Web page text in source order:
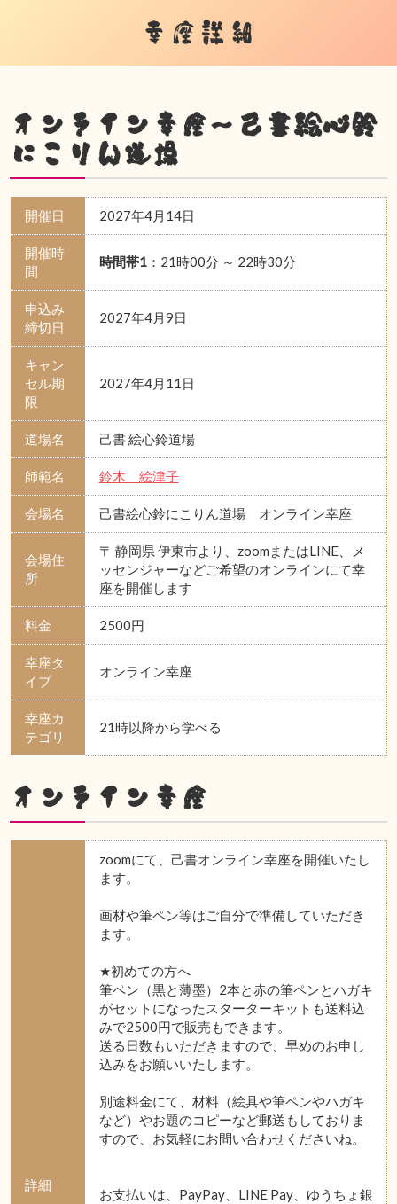
幸座詳細
オンライン幸座～己書絵心鈴
にこりん道場
開催日 2027年4月14日
開催時
間
時間帯1：21時00分 ～ 22時30分
申込み
締切日
2027年4月9日
キャン
セル期
限
2027年4月11日
道場名 己書 絵心鈴道場
師範名 鈴木 絵津子
会場名 己書絵心鈴にこりん道場 オンライン幸座
会場住
所
〒 静岡県 伊東市より、zoomまたはLINE、メ
ッセンジャーなどご希望のオンラインにて幸
座を開催します
料金 2500円
幸座タ
イプ
オンライン幸座
幸座カ
テゴリ
21時以降から学べる
オンライン幸座
詳細
zoomにて、己書オンライン幸座を開催いたし
ます。
画材や筆ペン等はご自分で準備していただき
ます。
★初めての方へ
筆ペン（黒と薄墨）2本と赤の筆ペンとハガキ
がセットになったスターターキットも送料込
みで2500円で販売もできます。
送る日数もいただきますので、早めのお申し
込みをお願いいたします。
別途料金にて、材料（絵具や筆ペンやハガキ
など）やお題のコピーなど郵送もしておりま
すので、お気軽にお問い合わせくださいね。
お支払いは、PayPay、LINE Pay、ゆうちょ銀